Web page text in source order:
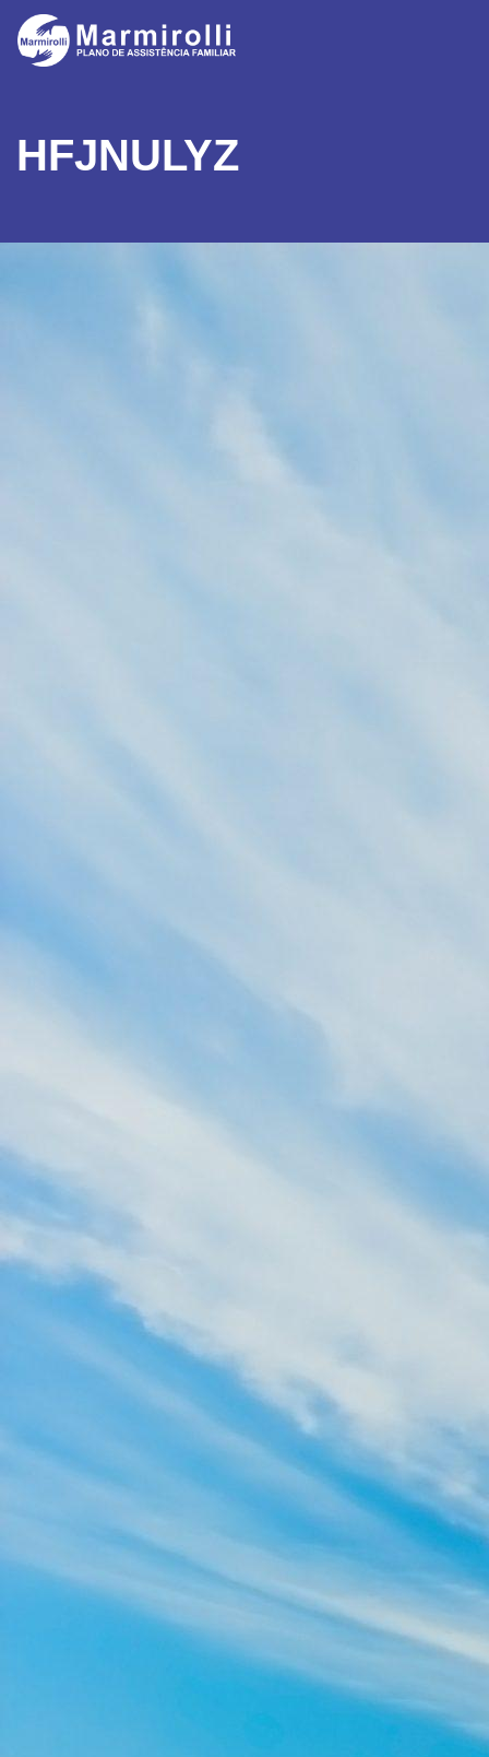
HFJNULYZ